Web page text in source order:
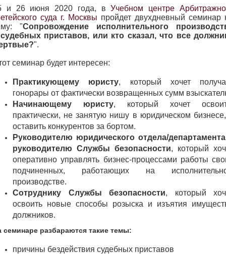
и 26 июня 2020 года, вУчебном центре
суда г. Москвы пройдет двухдневный семинар
"Сопровождение исполнительного
приставов, или кто сказал, что все
".
семинар будет интересен:
Практикующему юристу, который хочет
гонорары от фактически возвращенных сумм
Начинающему юристу, который хочет
практически, не занятую нишу в юридическом
оставить конкурентов за бортом.
Руководителю юридического отдела/департамента
руководителю Службы безопасности, который
оперативно управлять бизнес-процессами работы
подчиненных, работающих на
производстве.
Сотруднику Службы безопасности, который
освоить новые способы розыска и изъятия
должников.
семинаре разбараются такие темы:
причины бездействия судебных приставов